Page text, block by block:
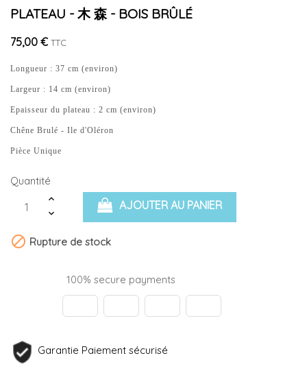
PLATEAU - 木 森 - BOIS BRÛLÉ
75,00 € TTC
Longueur : 37 cm (environ)
Largeur : 14 cm (environ)
Epaisseur du plateau : 2 cm (environ)
Chêne Brulé - Ile d'Oléron
Pièce Unique
Quantité
AJOUTER AU PANIER
 Rupture de stock
100% secure payments
Garantie Paiement sécurisé